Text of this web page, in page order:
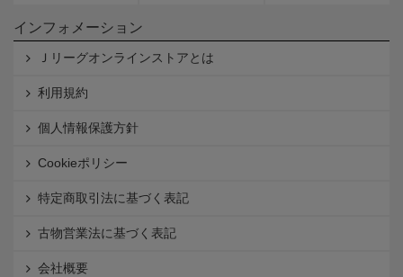
インフォメーション
Ｊリーグオンラインストアとは
利用規約
個人情報保護方針
Cookieポリシー
特定商取引法に基づく表記
古物営業法に基づく表記
会社概要